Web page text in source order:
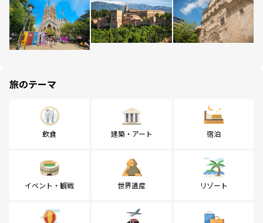
旅のテーマ
飲食 建築・アート 宿泊
イベント・観戦 世界遺産 リゾート